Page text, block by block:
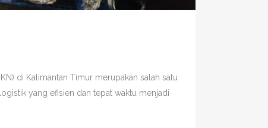
di Kalimantan Timur merupakan salah satu
yang efisien dan tepat waktu menjadi